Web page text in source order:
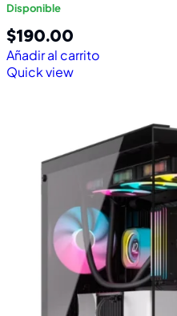
Disponible
$190.00
Añadir al carrito
Quick view